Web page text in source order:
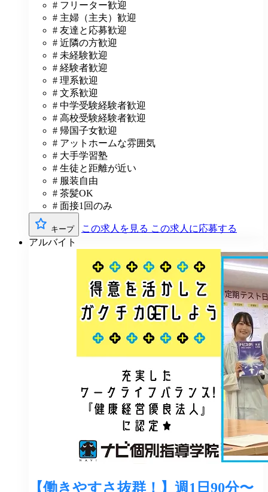
# フリーター歓迎
# 主婦（主夫）歓迎
# 友達と応募歓迎
# 近隣の方歓迎
# 未経験歓迎
# 経験者歓迎
# 理系歓迎
# 文系歓迎
# 中学受験経験者歓迎
# 高校受験経験者歓迎
# 帰国子女歓迎
# アットホームな雰囲気
# 大手学習塾
# 生徒と距離が近い
# 服装自由
# 茶髪OK
# 面接1回のみ
キープ この求人を見る この求人に応募する
アルバイト
【働きやすさ抜群！】週1日90分〜